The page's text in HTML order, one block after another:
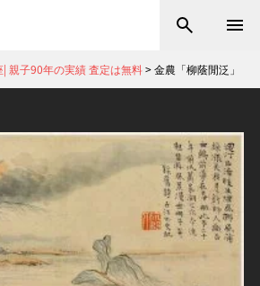
親子90年の実績 査定は無料>金農「柳蔭閒泛」